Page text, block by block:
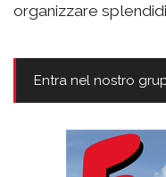
organizzare
Entra nel nostro